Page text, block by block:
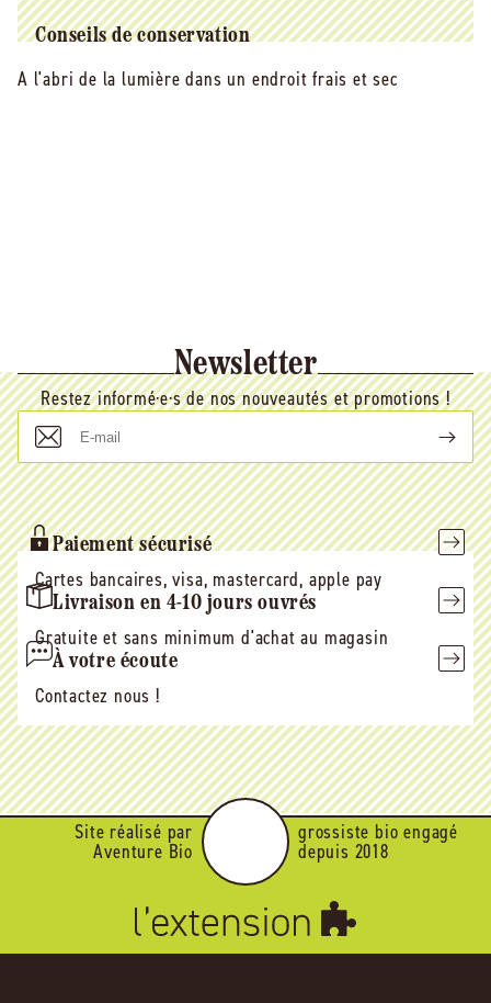
Conseils de conservation
A l'abri de la lumière dans un endroit frais et sec
Newsletter
Restez informé·e·s de nos nouveautés et promotions !
E-
mail
Paiement sécurisé
Cartes bancaires, visa, mastercard, apple pay
Livraison en 4-10 jours ouvrés
Gratuite et sans minimum d'achat au magasin
À votre écoute
Contactez nous !
Site réalisé par
Aventure Bio
grossiste bio engagé
depuis 2018